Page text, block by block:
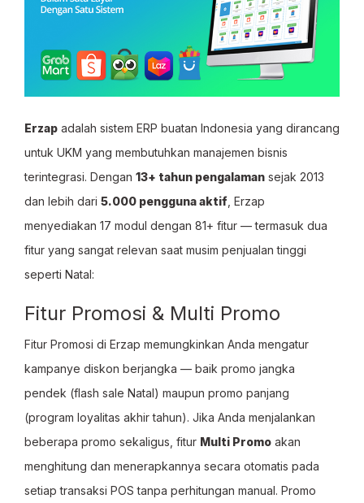
Erzap adalah sistem ERP buatan Indonesia yang dirancang
untuk UKM yang membutuhkan manajemen bisnis
terintegrasi. Dengan 13+ tahun pengalaman sejak 2013
dan lebih dari 5.000 pengguna aktif , Erzap
menyediakan 17 modul dengan 81+ fitur — termasuk dua
fitur yang sangat relevan saat musim penjualan tinggi
seperti Natal:
Fitur Promosi & Multi Promo
Fitur Promosi di Erzap memungkinkan Anda mengatur
kampanye diskon berjangka — baik promo jangka
pendek (flash sale Natal) maupun promo panjang
(program loyalitas akhir tahun). Jika Anda menjalankan
beberapa promo sekaligus, fitur Multi Promo akan
menghitung dan menerapkannya secara otomatis pada
setiap transaksi POS tanpa perhitungan manual. Promo